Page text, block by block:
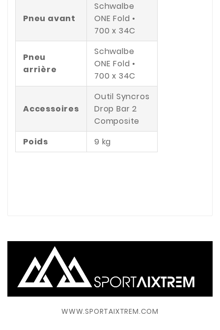
Pneu avant
Schwalbe
ONE Fold •
700 x 34C
Pneu
arrière
Schwalbe
ONE Fold •
700 x 34C
Accessoires
Outil Syncros
Drop Bar 2
Composite
Poids
9 kg
WWW.SPORTAIXTREM.COM